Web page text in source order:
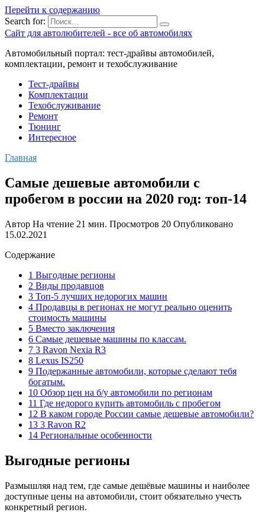
Перейти к содержанию
Search for:
Сайт для автолюбителей - все об автомобилях
Автомобильный портал: тест-драйвы автомобилей,
комплектации, ремонт и техобслуживание
Тест-драйвы
Комплектации
Техобслуживание
Ремонт
Тюнинг
Интересное
Главная
Самые дешевые автомобили с
пробегом в россии на 2020 год: топ-14
Автор На чтение 21 мин. Просмотров 20 Опубликовано
15.02.2021
Содержание
1 Выгодные регионы
2 Виды продавцов
3 Топ-5 лучших недорогих машин
4 Продавцы в регионах не могут реально оценить
стоимость машины
5 Вместо заключения
6 Самые дешевые машины по классам.
7 3 Ravon Nexia R3
8 Lexus IS250
9 Подержанные автомобили, которые сделают тебя
богатым.
10 Обзор цен на б/у автомобили по регионам
11 Где недорого купить автомобиль с пробегом
12 В каком городе России самые дешевые автомобили?
13 3 Ravon R2
14 Региональные особенности
Выгодные регионы
Размышляя над тем, где самые дешёвые машины и наиболее
доступные цены на автомобили, стоит обязательно учесть
конкретный регион.